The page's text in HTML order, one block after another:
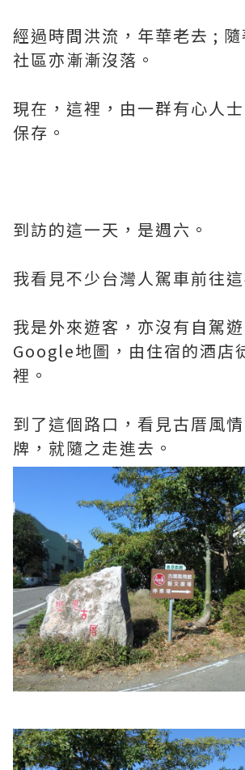
經過時間洪流，年華老去 ; 隨
社區亦漸漸沒落。
現在，這裡，由一群有心人
保存。
到訪的這一天，是週六。
我看見不少台灣人駕車前往這
我是外來遊客，亦沒有自駕
Google地圖，由住宿的酒店
裡。
到了這個路口，看見古厝風
牌，就隨之走進去。